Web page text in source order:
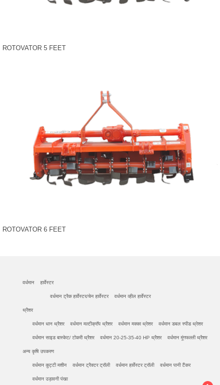
ROTOVATOR 5 FEET
ROTOVATOR 6 FEET
वर्धमान हार्वेस्टर
वर्धमान ट्रैक हार्वेस्टर/चेन हार्वेस्टर वर्धमान व्हील हार्वेस्टर
थ्रैशर
वर्धमान धान थ्रैशर वर्धमान मल्टीक्रॉप थ्रैशर वर्धमान मक्का थ्रेशर वर्धमान डबल स्पीड थ्रेशर
वर्धमान साइड बास्केट/ टोकरी थ्रैशर वर्धमान 20-25-35-40 HP थ्रैशर वर्धमान मूंगफल्ली थ्रैशर
अन्य कृषि उपकरण
वर्धमान कुट्टी मशीन वर्धमान ट्रैक्टर ट्रॉली वर्धमान हार्वेस्टर ट्रॉली वर्धमान पानी टैंकर
वर्धमान उड़ावनी पंखा